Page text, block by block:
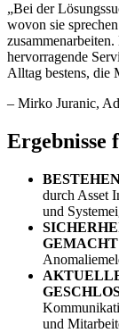
„Bei der
wovon sie
hervorragende
Alltag bestens, die
– Mirko Juranic,
Ergebnisse
durch Asset
und
GEMACHT
und